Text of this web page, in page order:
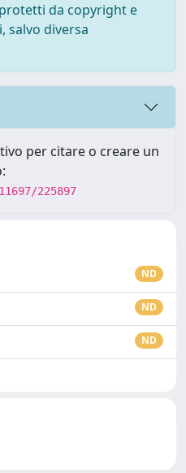
da copyright e
salvo diversa
per citare o creare un
225897
ND
ND
ND